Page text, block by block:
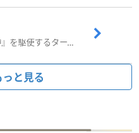
武器の『アビリティ』と『戦神』を駆使するターン制コマンドバトルRPG！
と見る